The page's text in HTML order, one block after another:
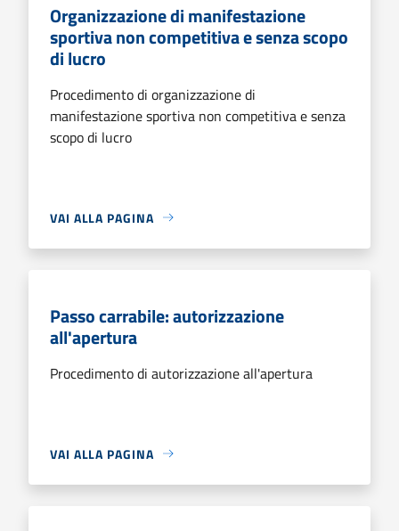
Organizzazione di manifestazione
sportiva non competitiva e senza scopo
di lucro
Procedimento di organizzazione di
manifestazione sportiva non competitiva e senza
scopo di lucro
VAI ALLA PAGINA
Passo carrabile: autorizzazione
all'apertura
Procedimento di autorizzazione all'apertura
VAI ALLA PAGINA